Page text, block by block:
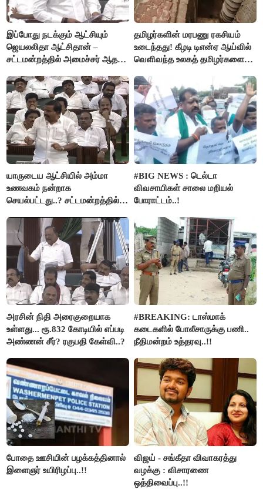
இப்போது நடக்கும் ஆட்சியும்
ஜெயலலிதா ஆட்சிதான் –
சட்டமன்றத்தில் அமைச்சர் ஆதவ்
தமிழர்களின் மரபணு ரகசியம்
உடைந்தது! கீழடி டிஎன்ஏ ஆய்வில்
வெளிவந்த உலகத் தமிழர்களை
யாருடைய ஆட்சியில் அம்மா
உணவகம் நன்றாக
செயல்பட்டது..? சட்டமன்றத்தில்
#BIG NEWS : டெல்டா
விவசாயிகள் சாலை மறியல்
போராட்டம்..!
அரசின் நிதி அரைகுறையாக
உள்ளது... ரூ.832 கோடியில் எப்படி
அண்ணன் சீர்? ரகுபதி கேள்வி..?
#BREAKING: டாஸ்மாக்
கடைகளில் போலீசாருக்கு பணி..
நீதிமன்றம் உத்தரவு..!!
போதை ஊசியின் பழக்கத்தினால்
இளைஞர் உயிரிழப்பு..!!
விஜய் - சங்கீதா விவாகரத்து
வழக்கு : விசாரணை
ஒத்திவைப்பு..!!